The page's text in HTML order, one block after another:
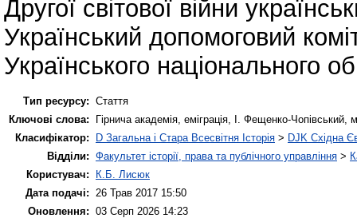
Другої світової війни
Український допомоговий
Українського національного
Тип ресурсу: Стаття
Ключові слова:
Гірнича академія, еміграція, І. Фещенко-
Класифікатор:
D Загальна і Стара Всесвітня Історія > DJK Східна
Відділи: Факультет історії, права та публічного управління >
Користувач:
К.Б. Лисюк
Дата подачі:
26 Трав 2017 15:50
Оновлення: 03 Серп 2026 14:23